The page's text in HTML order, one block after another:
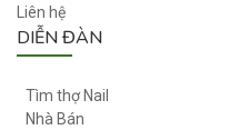
Liên hệ
DIỄN ĐÀN
Tìm thợ Nail
Nhà Bán